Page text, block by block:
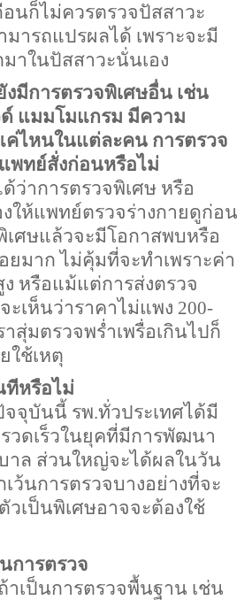
นก็ไม่ควรตรวจปัสสาวะ
มารถแปรผลได้ เพราะจะมี
าในปัสสาวะนั่นเอง
มีการตรวจพิเศษอื่น เช่น
แมมโมแกรม มีความ
ไหนในแต่ละคน การตรวจ
พทย์สั่งก่อนหรือไม่
ด้ว่าการตรวจพิเศษ หรือ
งให้แพทย์ตรวจร่างกายดูก่อน
เศษแล้วจะมีโอกาสพบหรือ
ยมาก ไม่คุ้มที่จะทำเพราะค่า
หรือแม้แต่การส่งตรวจ
ะเห็นว่าราคาไม่แพง 200-
สุ่มตรวจพร่ำเพรื่อเกินไปก็
ใช้เหตุ
ทีหรือไม่
จุบันนี้ รพ.ทั่วประเทศได้มี
วดเร็วในยุคที่มีการพัฒนา
าล ส่วนใหญ่จะได้ผลในวัน
ว้นการตรวจบางอย่างที่จะ
วเป็นพิเศษอาจจะต้องใช้
การตรวจ
าเป็นการตรวจพื้นฐาน เช่น